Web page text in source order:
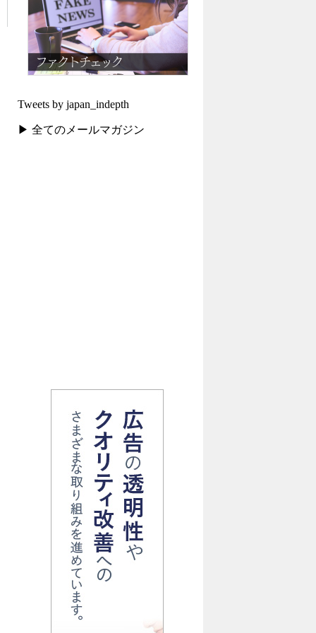
Tweets by japan_indepth
▶ 全てのメールマガジン